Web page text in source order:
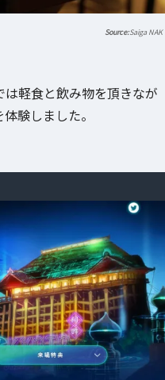
Saiga NAK
は軽食と飲み物を頂きなが
験しました。